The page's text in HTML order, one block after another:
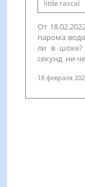
little rascal
От
парома
ли в шоке?
секунд ни
18 февраля